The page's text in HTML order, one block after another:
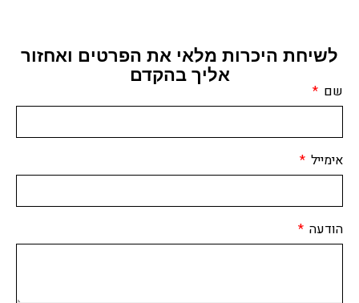
לשיחת היכרות מלאי את הפרטים ואחזור
אליך בהקדם
שם
אימייל
הודעה